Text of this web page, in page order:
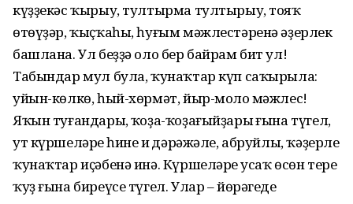
күҙҙекәс ҡырыу, тултырма тултырыу, тояҡ
өтөүҙәр, ҡыҫҡаһы, һуғым мәжлестәренә әҙерлек
башлана. Ул беҙҙә оло бер байрам бит ул!
Табындар мул була, ҡунаҡтар күп саҡырыла:
уйын-көлкө, һый-хөрмәт, йыр-моңло мәжлес!
Яҡын туғандарың, ҡоҙа-ҡоҙағыйҙарың ғына түгел,
ут күршеләрең һинең иң дәрәжәле, абруйлы, ҡәҙерле
ҡунаҡтар иҫәбенә инә. Күршеләрең усаҡ өсөн тере
ҡуҙ ғына биреүсе түгел. Улар – йөрәгеңде